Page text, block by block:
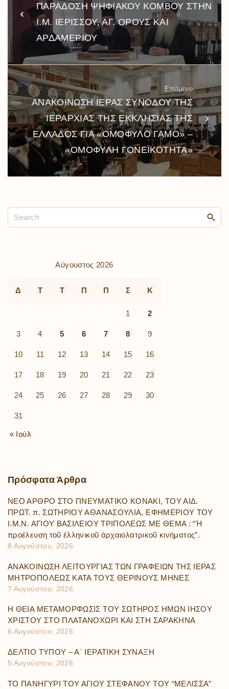
ΠΑΡΑΔΟΣΗ ΨΗΦΙΑΚΟΥ ΚΟΜΒΟΥ ΣΤΗΝ
Ι.Μ. ΙΕΡΙΣΣΟΥ, ΑΓ. ΟΡΟΥΣ ΚΑΙ
ΑΡΔΑΜΕΡΙΟΥ
Επόμενο
ΑΝΑΚΟΙΝΩΣΗ ΙΕΡΑΣ ΣΥΝΟΔΟΥ ΤΗΣ
ΙΕΡΑΡΧΙΑΣ ΤΗΣ ΕΚΚΛΗΣΙΑΣ ΤΗΣ
ΕΛΛΑΔΟΣ ΓΙΑ «ΟΜΟΦΥΛΟ ΓΑΜΟ» –
«ΟΜΟΦΥΛΗ ΓΟΝΕΪΚΟΤΗΤΑ»
Αύγουστος 2026
Δ Τ Τ Π Π Σ Κ
1 2
3 4 5 6 7 8 9
10 11 12 13 14 15 16
17 18 19 20 21 22 23
24 25 26 27 28 29 30
31
« Ιούλ
Πρόσφατα Άρθρα
ΝΕΟ ΑΡΘΡΟ ΣΤΟ ΠΝΕΥΜΑΤΙΚΟ ΚΟΝΑΚΙ, ΤΟΥ ΑΙΔ.
ΠΡΩΤ. π. ΣΩΤΗΡΙΟΥ ΑΘΑΝΑΣΟΥΛΙΑ, ΕΦΗΜΕΡΙΟΥ ΤΟΥ
Ι.Μ.Ν. ΑΓΙΟΥ ΒΑΣΙΛΕΙΟΥ ΤΡΙΠΟΛΕΩΣ ΜΕ ΘΕΜΑ : “Ἡ
προέλευση τοῦ ἑλληνικοῦ ἀρχαιολατρικοῦ κινήματος”.
8 Αυγούστου, 2026
ΑΝΑΚΟΙΝΩΣΗ ΛΕΙΤΟΥΡΓΙΑΣ ΤΩΝ ΓΡΑΦΕΙΩΝ ΤΗΣ ΙΕΡΑΣ
ΜΗΤΡΟΠΟΛΕΩΣ ΚΑΤΑ ΤΟΥΣ ΘΕΡΙΝΟΥΣ ΜΗΝΕΣ
7 Αυγούστου, 2026
Η ΘΕΙΑ ΜΕΤΑΜΟΡΦΩΣΙΣ ΤΟΥ ΣΩΤΗΡΟΣ ΗΜΩΝ ΙΗΣΟΥ
ΧΡΙΣΤΟΥ ΣΤΟ ΠΛΑΤΑΝΟΧΩΡΙ ΚΑΙ ΣΤΗ ΣΑΡΑΚΗΝΑ
6 Αυγούστου, 2026
ΔΕΛΤΙΟ ΤΥΠΟΥ – Α΄ ΙΕΡΑΤΙΚΗ ΣΥΝΑΞΗ
5 Αυγούστου, 2026
ΤΟ ΠΑΝΗΓΥΡΙ ΤΟΥ ΑΓΙΟΥ ΣΤΕΦΑΝΟΥ ΤΟΥ “ΜΕΛΙΣΣΑ”